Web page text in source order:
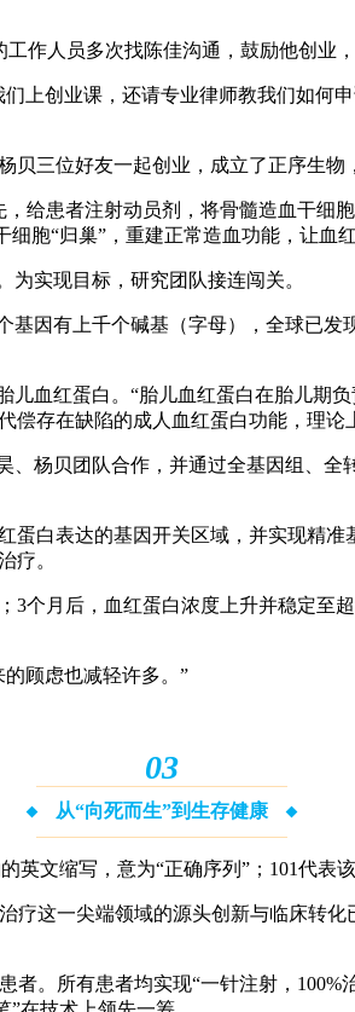
作人员多次找陈佳沟通，鼓励他创业
上创业课，还请专业律师教我们如何
三位好友一起创业，成立了正序生物
给患者注射动员剂，将骨髓造血干细
胞“归巢”，重建正常造血功能，让血
实现目标，研究团队接连闯关。
因有上千个碱基（字母），全球已
血红蛋白。“胎儿血红蛋白在胎儿期
存在缺陷的成人血红蛋白功能，理论
杨贝团队合作，并通过全基因组、
蛋白表达的基因开关区域，并实现精
疗。
个月后，血红蛋白浓度上升并稳定至
顾虑也减轻许多。”
03
从“向死而生”到生存健康
英文缩写，意为“正确序列”；101代表
疗这一尖端领域的源头创新与临床转
者。所有患者均实现“一针注射，